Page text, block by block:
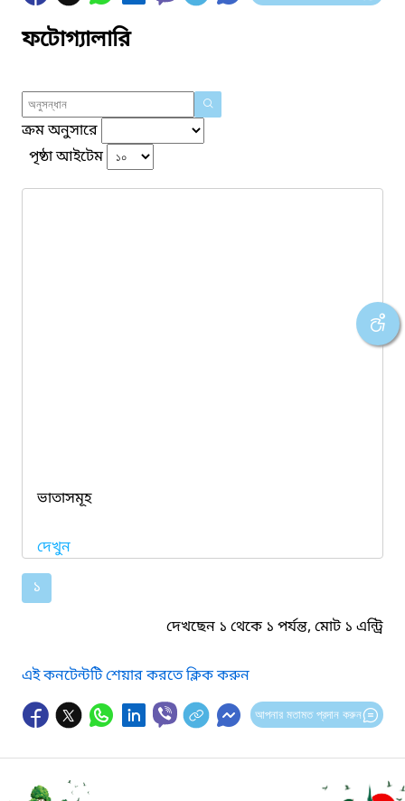
ফটোগ্যালারি
ক্রম অনুসারে
পৃষ্ঠা আইটেম
ভাতাসমূহ
দেখুন
১
দেখছেন ১ থেকে ১ পর্যন্ত, মোট ১ এন্ট্রি
এই কনটেন্টটি শেয়ার করতে ক্লিক করুন
আপনার মতামত প্রদান করুন